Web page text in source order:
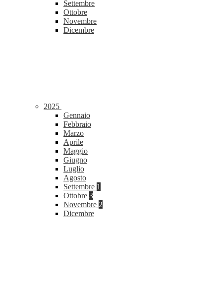
Settembre
Ottobre
Novembre
Dicembre
2025
Gennaio
Febbraio
Marzo
Aprile
Maggio
Giugno
Luglio
Agosto
Settembre 1
Ottobre 3
Novembre 2
Dicembre